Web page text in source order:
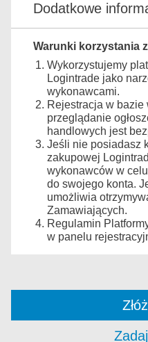
Dodatkowe
Warunki korzystania
Wykorzystujemy
Logintrade jako
wykonawcami.
Rejestracja w bazie
przeglądanie
handlowych jest
Jeśli nie posiadasz
zakupowej
wykonawców w
do swojego konta.
umożliwia
Zamawiających.
Regulamin
w panelu